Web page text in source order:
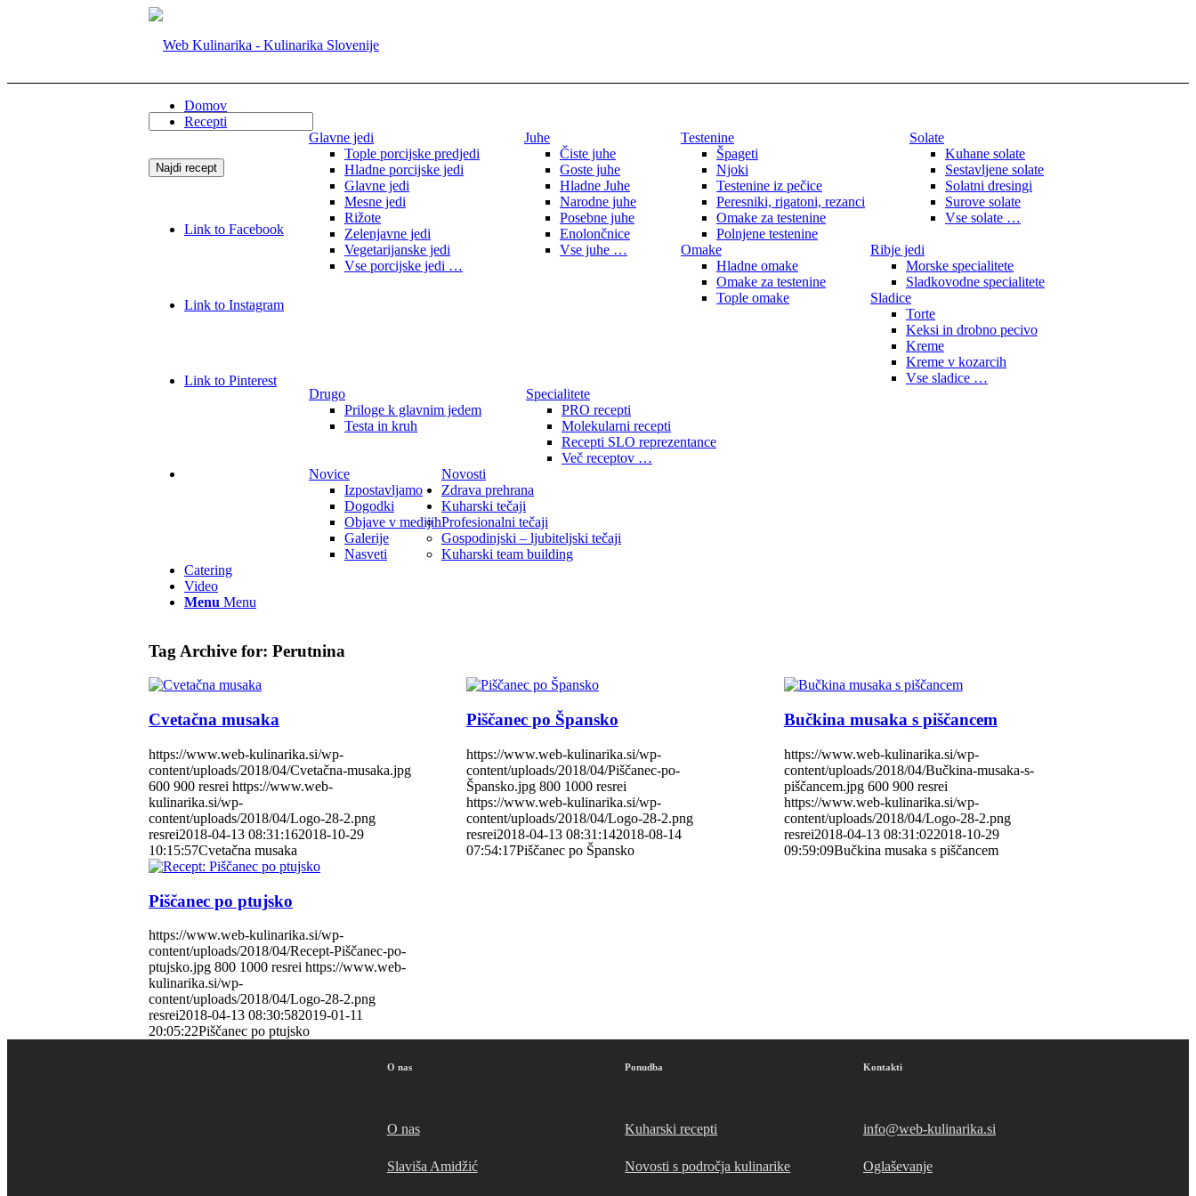
Link to Facebook
Link to Instagram
Link to Pinterest
Domov
Recepti
Glavne jedi
Tople porcijske predjedi
Hladne porcijske jedi
Glavne jedi
Mesne jedi
Rižote
Zelenjavne jedi
Vegetarijanske jedi
Vse porcijske jedi …
Juhe
Čiste juhe
Goste juhe
Hladne Juhe
Narodne juhe
Posebne juhe
Enolončnice
Vse juhe …
Testenine
Špageti
Njoki
Testenine iz pečice
Peresniki, rigatoni, rezanci
Omake za testenine
Polnjene testenine
Solate
Kuhane solate
Sestavljene solate
Solatni dresingi
Surove solate
Vse solate …
Omake
Hladne omake
Omake za testenine
Tople omake
Ribje jedi
Morske specialitete
Sladkovodne specialitete
Sladice
Torte
Keksi in drobno pecivo
Kreme
Kreme v kozarcih
Vse sladice …
Drugo
Priloge k glavnim jedem
Testa in kruh
Specialitete
PRO recepti
Molekularni recepti
Recepti SLO reprezentance
Več receptov …
Novosti
Novice
Izpostavljamo
Dogodki
Objave v medijih
Galerije
Nasveti
Zdrava prehrana
Kuharski tečaji
Profesionalni tečaji
Gospodinjski – ljubiteljski tečaji
Kuharski team building
Catering
Video
Menu Menu
Tag Archive for: Perutnina
Cvetačna musaka
https://www.web-kulinarika.si/wp-
content/uploads/2018/04/Cvetačna-musaka.jpg
600 900 resrei https://www.web-
kulinarika.si/wp-
content/uploads/2018/04/Logo-28-2.png
resrei2018-04-13 08:31:162018-10-29
10:15:57Cvetačna musaka
Piščanec po Špansko
https://www.web-kulinarika.si/wp-
content/uploads/2018/04/Piščanec-po-
Špansko.jpg 800 1000 resrei
https://www.web-kulinarika.si/wp-
content/uploads/2018/04/Logo-28-2.png
resrei2018-04-13 08:31:142018-08-14
07:54:17Piščanec po Špansko
Bučkina musaka s piščancem
https://www.web-kulinarika.si/wp-
content/uploads/2018/04/Bučkina-musaka-s-
piščancem.jpg 600 900 resrei
https://www.web-kulinarika.si/wp-
content/uploads/2018/04/Logo-28-2.png
resrei2018-04-13 08:31:022018-10-29
09:59:09Bučkina musaka s piščancem
Piščanec po ptujsko
https://www.web-kulinarika.si/wp-
content/uploads/2018/04/Recept-Piščanec-po-
ptujsko.jpg 800 1000 resrei https://www.web-
kulinarika.si/wp-
content/uploads/2018/04/Logo-28-2.png
resrei2018-04-13 08:30:582019-01-11
20:05:22Piščanec po ptujsko
O nas
O nas
Slaviša Amidžić
Ponudba
Kuharski recepti
Novosti s področja kulinarike
Kontakti
info@web-kulinarika.si
Oglaševanje